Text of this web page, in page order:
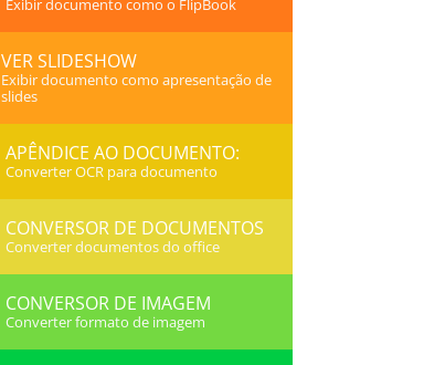
Exibir documento como o FlipBook
VER SLIDESHOW
Exibir documento como apresentação de
slides
APÊNDICE AO DOCUMENTO:
Converter OCR para documento
CONVERSOR DE DOCUMENTOS
Converter documentos do office
CONVERSOR DE IMAGEM
Converter formato de imagem